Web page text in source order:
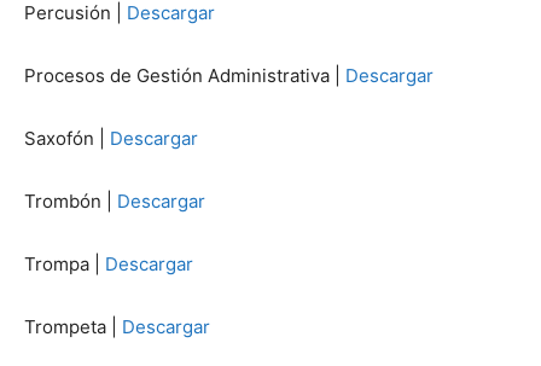
Percusión | Descargar
Procesos de Gestión Administrativa | Descargar
Saxofón | Descargar
Trombón | Descargar
Trompa | Descargar
Trompeta | Descargar